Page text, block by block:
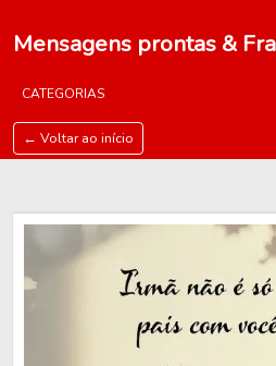
Mensagens prontas &
CATEGORIAS
← Voltar ao início